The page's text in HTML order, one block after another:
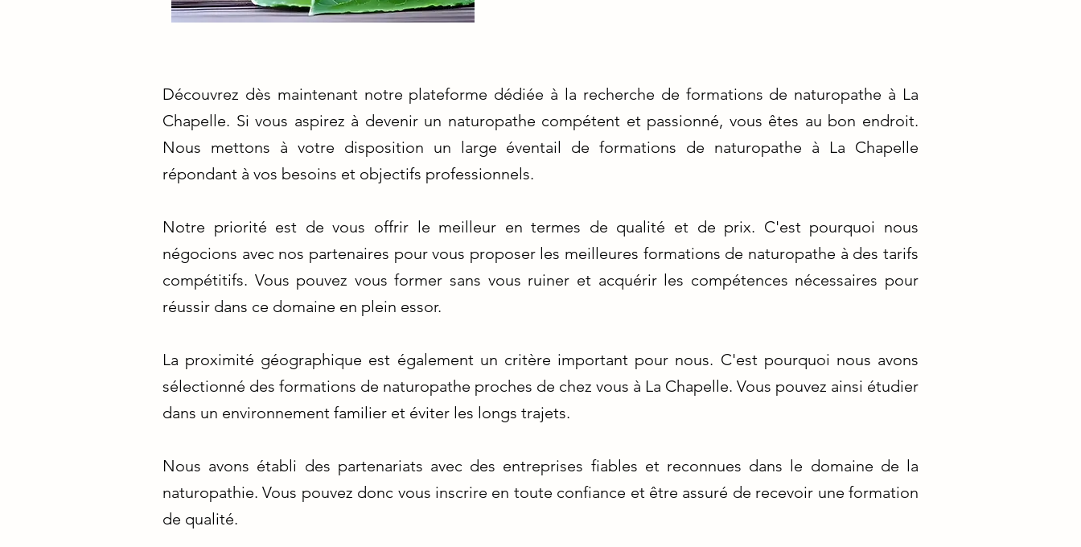
Découvrez dès maintenant notre plateforme dédiée à la recherche de formations de naturopathe à La
Chapelle. Si vous aspirez à devenir un naturopathe compétent et passionné, vous êtes au bon endroit.
Nous mettons à votre disposition un large éventail de formations de naturopathe à La Chapelle
répondant à vos besoins et objectifs professionnels.
Notre priorité est de vous offrir le meilleur en termes de qualité et de prix. C'est pourquoi nous
négocions avec nos partenaires pour vous proposer les meilleures formations de naturopathe à des tarifs
compétitifs. Vous pouvez vous former sans vous ruiner et acquérir les compétences nécessaires pour
réussir dans ce domaine en plein essor.
La proximité géographique est également un critère important pour nous. C'est pourquoi nous avons
sélectionné des formations de naturopathe proches de chez vous à La Chapelle. Vous pouvez ainsi étudier
dans un environnement familier et éviter les longs trajets.
Nous avons établi des partenariats avec des entreprises fiables et reconnues dans le domaine de la
naturopathie. Vous pouvez donc vous inscrire en toute confiance et être assuré de recevoir une formation
de qualité.